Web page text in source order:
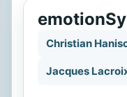
Christian
Jacques